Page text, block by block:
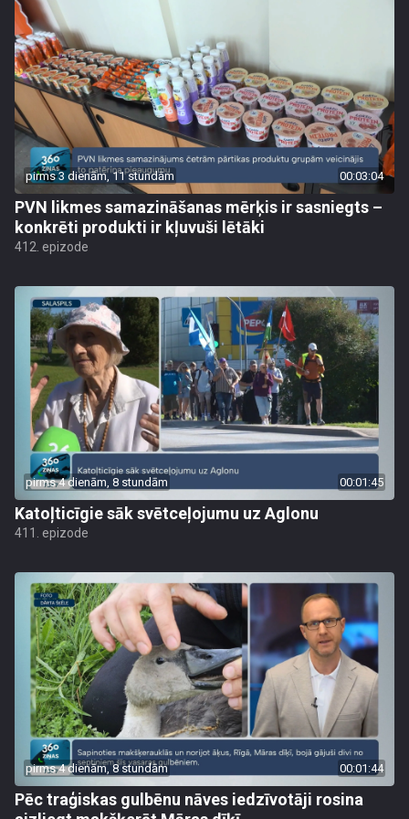
pirms 3 dienām, 11 stundām 00:03:04
PVN likmes samazināšanas mērķis ir sasniegts –
konkrēti produkti ir kļuvuši lētāki
412. epizode
pirms 4 dienām, 8 stundām 00:01:45
Katoļticīgie sāk svētceļojumu uz Aglonu
411. epizode
pirms 4 dienām, 8 stundām 00:01:44
Pēc traģiskas gulbēnu nāves iedzīvotāji rosina